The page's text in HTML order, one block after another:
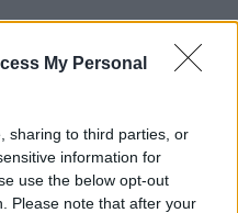
My Personal
sharing to third parties, or
information for
use the below opt-out
Please note that after your